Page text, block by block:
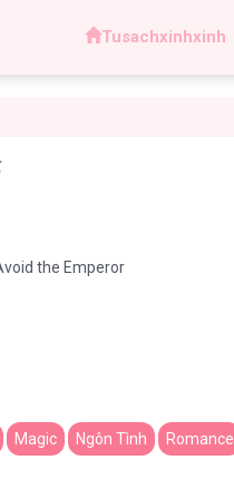
Tusachxinhxinh
the Emperor
Magic Ngôn Tình Romance